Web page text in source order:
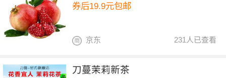
券后19.9元包邮
231人已查看
京东
刀蔓茉莉新茶